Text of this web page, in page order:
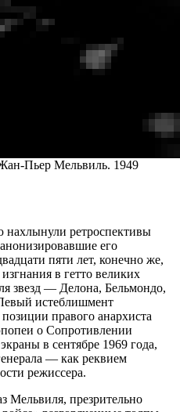
Пьер Мельвиль. 1949
ретроспективы
его
пяти лет, конечно же,
в гетто великих
звезд — Делона, Бельмондо,
истеблишмент
правого анархиста
о Сопротивлении
в сентябре 1969 года,
— как реквием
режиссера.
Мельвиля, презрительно